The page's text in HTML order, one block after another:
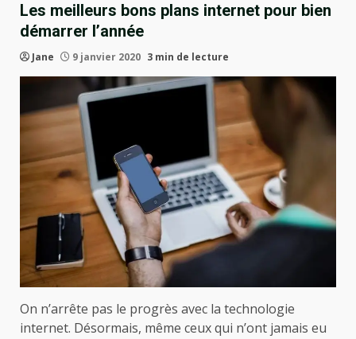
Les meilleurs bons plans internet pour bien
démarrer l’année
Jane 9 janvier 2020 3 min de lecture
On n’arrête pas le progrès avec la technologie
internet. Désormais, même ceux qui n’ont jamais eu